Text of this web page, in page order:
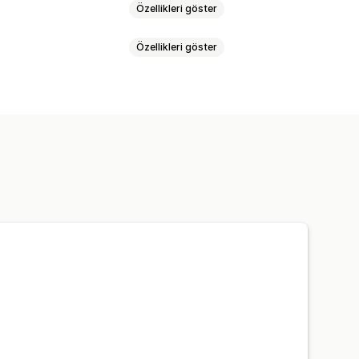
Özellikleri göster
Özellikleri göster